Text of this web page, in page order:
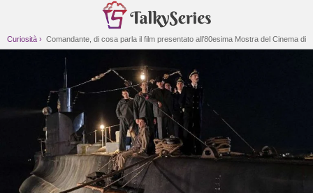
Curiosità
Comandante, di cosa parla il film presentato all’80esima Mostra del Cinema di